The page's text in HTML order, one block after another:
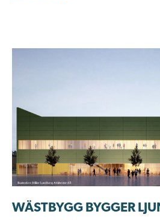
WÄSTBYGG BYGGER